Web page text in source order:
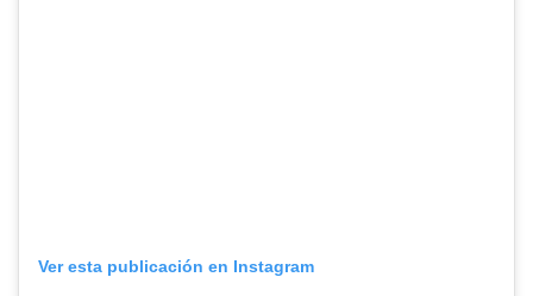
Ver esta publicación en Instagram